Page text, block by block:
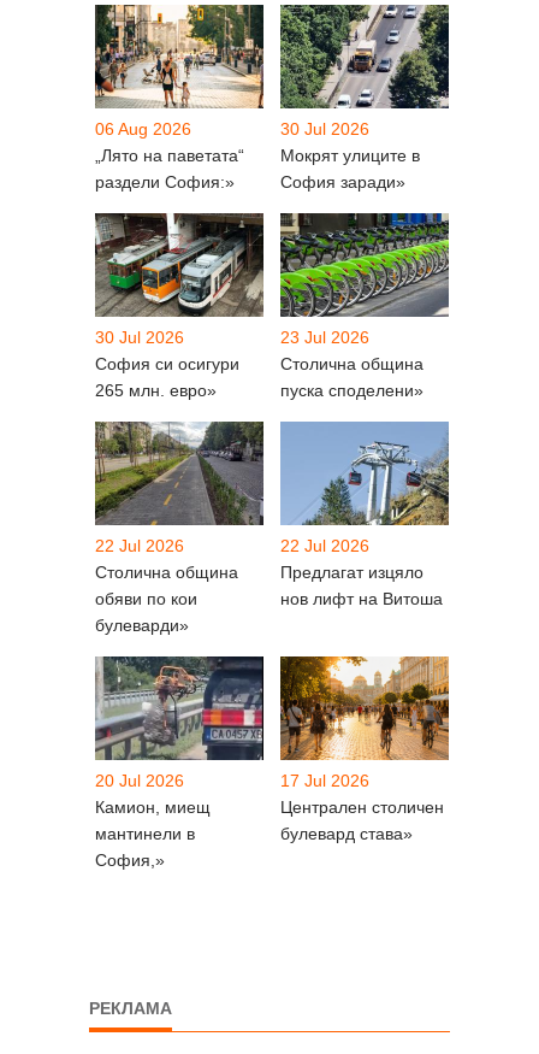
06 Aug 2026
„Лято на паветата“
раздели София:»
30 Jul 2026
Мокрят улиците в
София заради»
30 Jul 2026
София си осигури
265 млн. евро»
23 Jul 2026
Столична община
пуска споделени»
22 Jul 2026
Столична община
обяви по кои
булеварди»
22 Jul 2026
Предлагат изцяло
нов лифт на Витоша
20 Jul 2026
Камион, миещ
мантинели в
София,»
17 Jul 2026
Централен столичен
булевард става»
РЕКЛАМА